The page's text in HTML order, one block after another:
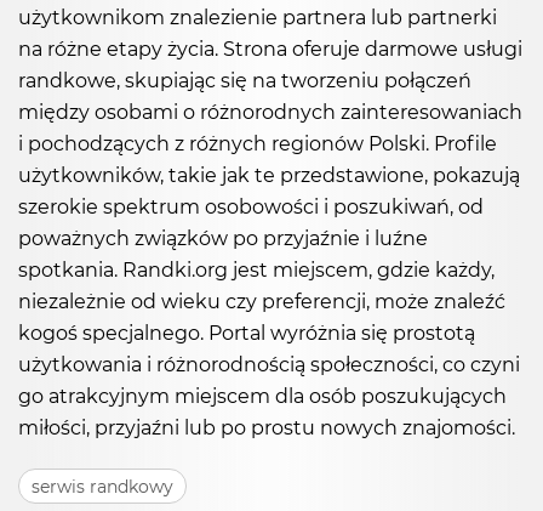
użytkownikom znalezienie partnera lub partnerki
na różne etapy życia. Strona oferuje darmowe usługi
randkowe, skupiając się na tworzeniu połączeń
między osobami o różnorodnych zainteresowaniach
i pochodzących z różnych regionów Polski. Profile
użytkowników, takie jak te przedstawione, pokazują
szerokie spektrum osobowości i poszukiwań, od
poważnych związków po przyjaźnie i luźne
spotkania. Randki.org jest miejscem, gdzie każdy,
niezależnie od wieku czy preferencji, może znaleźć
kogoś specjalnego. Portal wyróżnia się prostotą
użytkowania i różnorodnością społeczności, co czyni
go atrakcyjnym miejscem dla osób poszukujących
miłości, przyjaźni lub po prostu nowych znajomości.
serwis randkowy